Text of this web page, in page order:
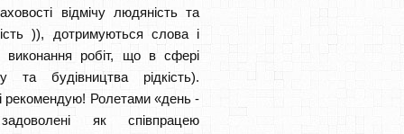
відмічу людяність та
)), дотримуються слова і
виконання робіт, що в сфері
та будівництва рідкість).
рекомендую! Ролетами «день -
як співпрацею